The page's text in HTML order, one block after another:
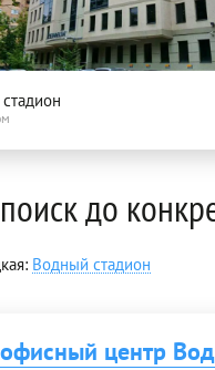
до
Водный стадион
центр